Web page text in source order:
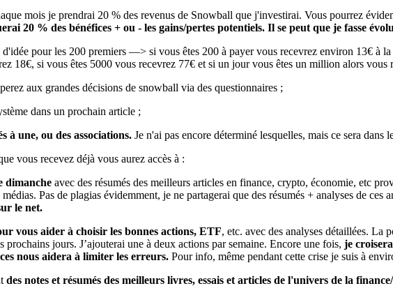
mois je prendrai 20 % des revenus de Snowball que j'investirai. Vous pourrez
20 % des bénéfices + ou - les gains/pertes potentiels. Il se peut que je fasse
pour les 200 premiers —> si vous êtes 200 à payer vous recevrez environ 13€ à
18€, si vous êtes 5000 vous recevrez 77€ et si un jour vous êtes un million alors
aux grandes décisions de snowball via des questionnaires ;
dans un prochain article ;
à une, ou des associations. Je n'ai pas encore déterminé lesquelles, mais ce sera dans
vous recevez déjà vous aurez accès à :
dimanche avec des résumés des meilleurs articles en finance, crypto, économie, etc
Pas de plagias évidemment, je ne partagerai que des résumés + analyses de ces
le net.
vous aider à choisir les bonnes actions, ETF, etc. avec des analyses détaillées.
prochains jours. J’ajouterai une à deux actions par semaine. Encore une fois, je
nous aidera à limiter les erreurs. Pour info, même pendant cette crise je suis à
des notes et résumés des meilleurs livres, essais et articles de l'univers de la